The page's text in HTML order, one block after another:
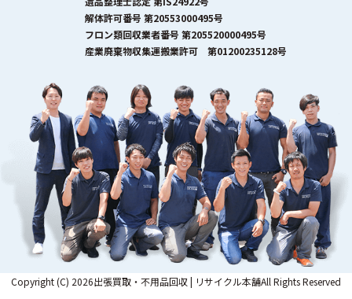
解体許可番号 第20553000495号
フロン類回収業者番号 第205520000495号
産業廃棄物収集運搬業許可 第01200235128号
Copyright (C) 2026出張買取・不用品回収 | リサイクル本舗All Rights Reserved